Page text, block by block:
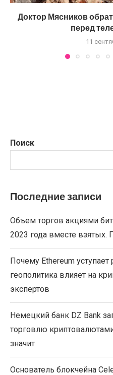
Доктор Мясников
перед
11
Поиск
Последние записи
Объем торгов акциями
2023 года вместе взятых.
Почему Ethereum
геополитика влияет на
экспертов
Немецкий банк DZ Bank
торговлю
значит
Основатель блокчейна